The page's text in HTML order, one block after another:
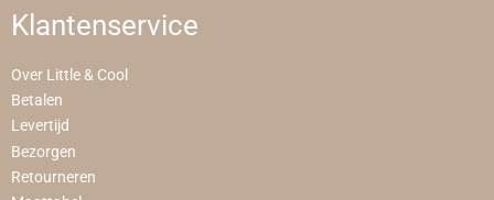
Klantenservice
Over Little & Cool
Betalen
Levertijd
Bezorgen
Retourneren